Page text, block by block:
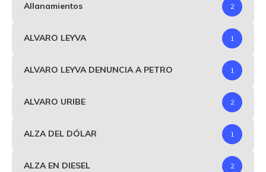
Allanamientos 2
ALVARO LEYVA 1
ALVARO LEYVA DENUNCIA A PETRO 1
ALVARO URIBE 2
ALZA DEL DÓLAR 1
ALZA EN DIESEL 2